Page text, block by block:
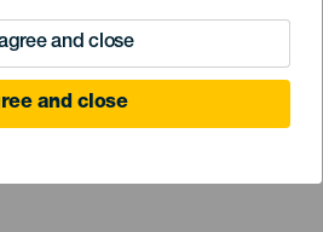
and close
and close